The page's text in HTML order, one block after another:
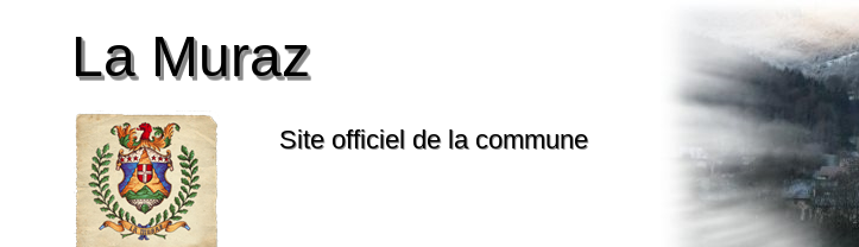
La Muraz
Site officiel de la commune